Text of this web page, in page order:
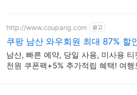
http://www.coupang.com 광고
쿠팡 남산 와우회원 최대 87% 할
남산, 빠른 예약, 당일 사용, 미사용
천원 쿠폰팩+5% 추가적립 혜택! 여